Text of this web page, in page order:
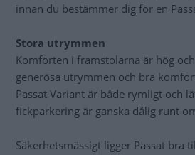
innan du bestämmer dig för en
Stora utrymmen
Komforten i framstolarna är hög
generösa utrymmen och bra
Passat Variant är både rymligt och
fickparkering är ganska dålig runt
Säkerhetsmässigt ligger Passat bra